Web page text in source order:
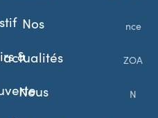
&
Nos
actualités
Nous
nce
ZOA
N